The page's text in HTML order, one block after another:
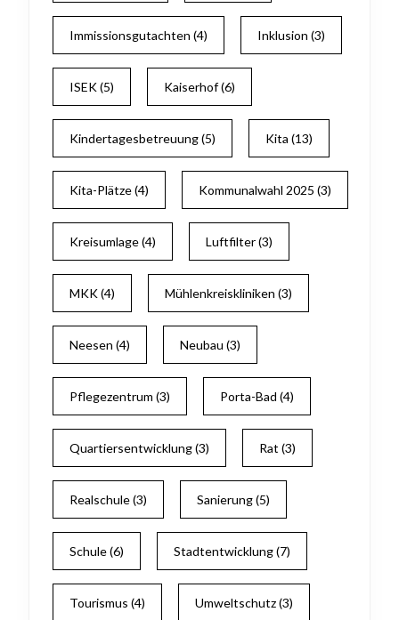
Immissionsgutachten (4) Inklusion (3)
ISEK(5) Kaiserhof(6)
Kindertagesbetreuung(5) Kita (13)
Kita-Plätze(4) Kommunalwahl 2025 (3)
Kreisumlage(4) Luftfilter(3)
MKK(4) Mühlenkreiskliniken (3)
Neesen (4) Neubau (3)
Pflegezentrum (3) Porta-Bad (4)
Quartiersentwicklung(3) Rat (3)
Realschule(3) Sanierung(5)
Schule(6) Stadtentwicklung(7)
Tourismus (4) Umweltschutz(3)